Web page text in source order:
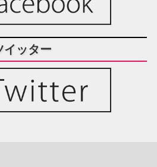
イッター